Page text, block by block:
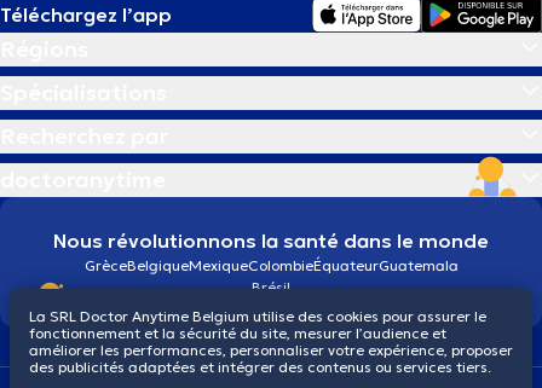
Téléchargez l’app
Nous révolutionnons la santé dans le monde
GrèceBelgiqueMexiqueColombieÉquateurGuatemala
Brésil
La SRL Doctor Anytime Belgium utilise des cookies pour assurer le
fonctionnement et la sécurité du site, mesurer l’audience et
améliorer les performances, personnaliser votre expérience, proposer
des publicités adaptées et intégrer des contenus ou services tiers.